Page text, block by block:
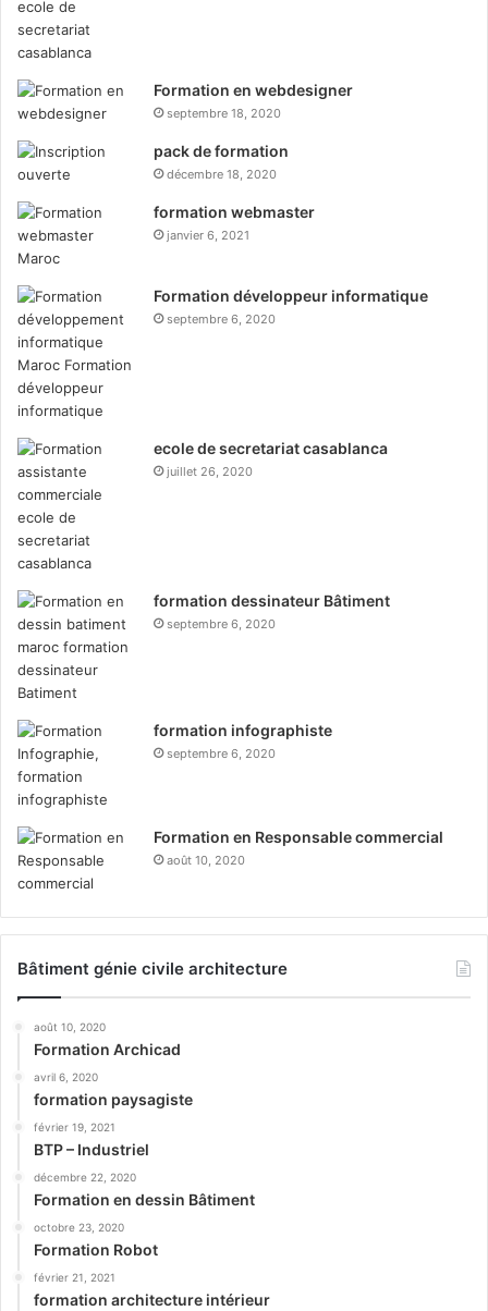
Formation en webdesigner
septembre 18, 2020
pack de formation
décembre 18, 2020
formation webmaster
janvier 6, 2021
Formation développeur informatique
septembre 6, 2020
ecole de secretariat casablanca
juillet 26, 2020
formation dessinateur Bâtiment
septembre 6, 2020
formation infographiste
septembre 6, 2020
Formation en Responsable commercial
août 10, 2020
Bâtiment génie civile architecture
août 10, 2020
Formation Archicad
avril 6, 2020
formation paysagiste
février 19, 2021
BTP – Industriel
décembre 22, 2020
Formation en dessin Bâtiment
octobre 23, 2020
Formation Robot
février 21, 2021
formation architecture intérieur